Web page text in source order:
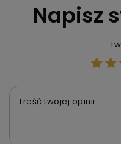
Napisz
Treść twojej opinii